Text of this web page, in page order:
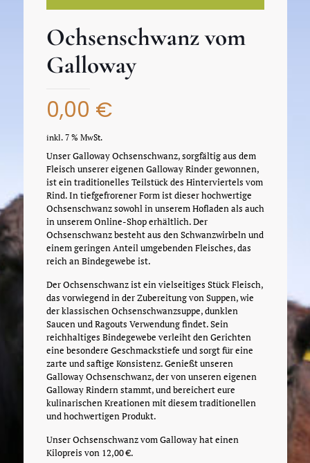
Ochsenschwanz vom
Galloway
0,00 €
inkl. 7 % MwSt.
Unser Galloway Ochsenschwanz, sorgfältig aus dem
Fleisch unserer eigenen Galloway Rinder gewonnen,
ist ein traditionelles Teilstück des Hinterviertels vom
Rind. In tiefgefrorener Form ist dieser hochwertige
Ochsenschwanz sowohl in unserem Hofladen als auch
in unserem Online-Shop erhältlich. Der
Ochsenschwanz besteht aus den Schwanzwirbeln und
einem geringen Anteil umgebenden Fleisches, das
reich an Bindegewebe ist.
Der Ochsenschwanz ist ein vielseitiges Stück Fleisch,
das vorwiegend in der Zubereitung von Suppen, wie
der klassischen Ochsenschwanzsuppe, dunklen
Saucen und Ragouts Verwendung findet. Sein
reichhaltiges Bindegewebe verleiht den Gerichten
eine besondere Geschmackstiefe und sorgt für eine
zarte und saftige Konsistenz. Genießt unseren
Galloway Ochsenschwanz, der von unseren eigenen
Galloway Rindern stammt, und bereichert eure
kulinarischen Kreationen mit diesem traditionellen
und hochwertigen Produkt.
Unser Ochsenschwanz vom Galloway hat einen
Kilopreis von 12,00 €.